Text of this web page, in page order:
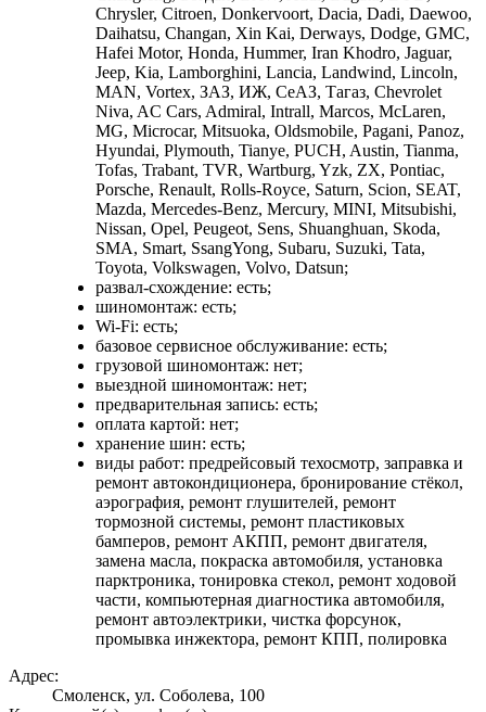
Chrysler, Citroen, Donkervoort, Dacia, Dadi, Daewoo,
Daihatsu, Changan, Xin Kai, Derways, Dodge, GMC,
Hafei Motor, Honda, Hummer, Iran Khodro, Jaguar,
Jeep, Kia, Lamborghini, Lancia, Landwind, Lincoln,
MAN, Vortex, ЗАЗ, ИЖ, СеАЗ, Тагаз, Chevrolet
Niva, AC Cars, Admiral, Intrall, Marcos, McLaren,
MG, Microcar, Mitsuoka, Oldsmobile, Pagani, Panoz,
Hyundai, Plymouth, Tianye, PUCH, Austin, Tianma,
Tofas, Trabant, TVR, Wartburg, Yzk, ZX, Pontiac,
Porsche, Renault, Rolls-Royce, Saturn, Scion, SEAT,
Mazda, Mercedes-Benz, Mercury, MINI, Mitsubishi,
Nissan, Opel, Peugeot, Sens, Shuanghuan, Skoda,
SMA, Smart, SsangYong, Subaru, Suzuki, Tata,
Toyota, Volkswagen, Volvo, Datsun;
развал-схождение: есть;
шиномонтаж: есть;
Wi-Fi: есть;
базовое сервисное обслуживание: есть;
грузовой шиномонтаж: нет;
выездной шиномонтаж: нет;
предварительная запись: есть;
оплата картой: нет;
хранение шин: есть;
виды работ: предрейсовый техосмотр, заправка и
ремонт автокондиционера, бронирование стёкол,
аэрография, ремонт глушителей, ремонт
тормозной системы, ремонт пластиковых
бамперов, ремонт АКПП, ремонт двигателя,
замена масла, покраска автомобиля, установка
парктроника, тонировка стекол, ремонт ходовой
части, компьютерная диагностика автомобиля,
ремонт автоэлектрики, чистка форсунок,
промывка инжектора, ремонт КПП, полировка
Адрес:
Смоленск, ул. Соболева, 100